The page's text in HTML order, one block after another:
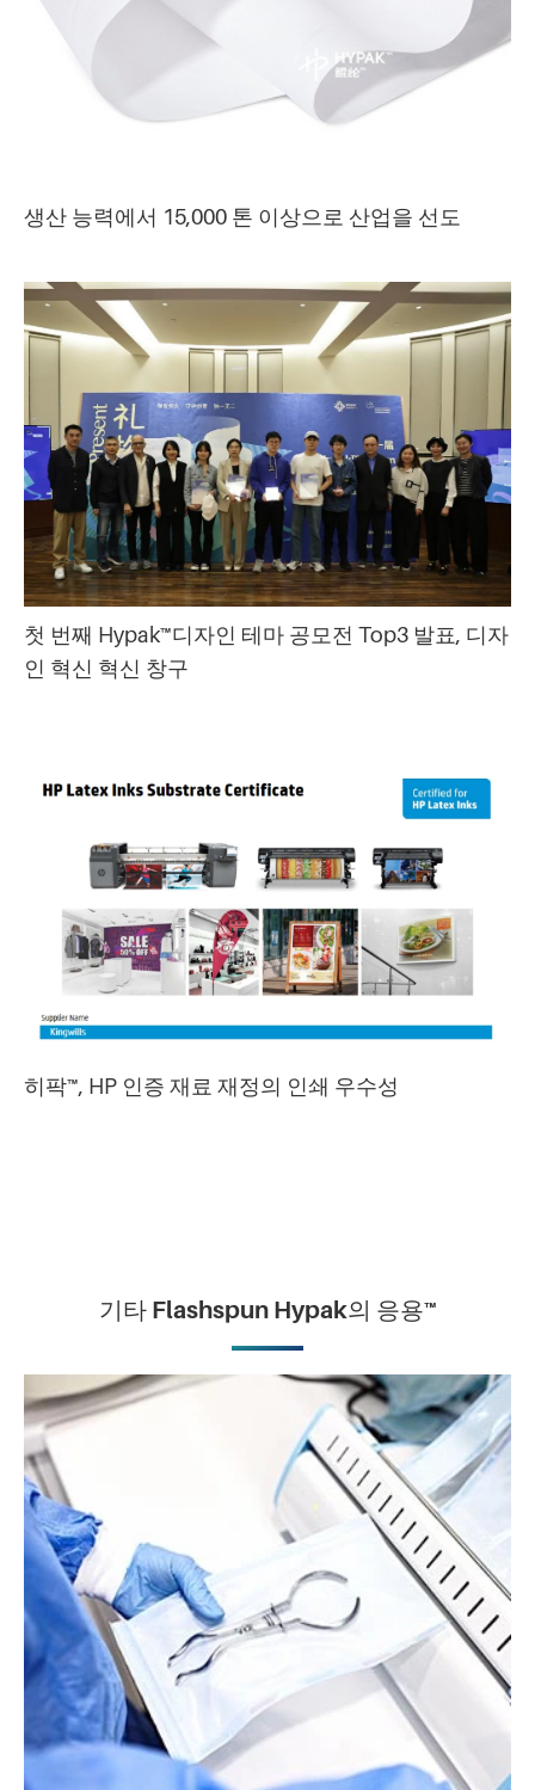
생산 능력에서 15,000 톤 이상으로 산업을 선도
첫 번째 Hypak™디자인 테마 공모전 Top3 발표, 디자
인 혁신 혁신 창구
히팍™, HP 인증 재료 재정의 인쇄 우수성
기타 Flashspun Hypak의 응용™